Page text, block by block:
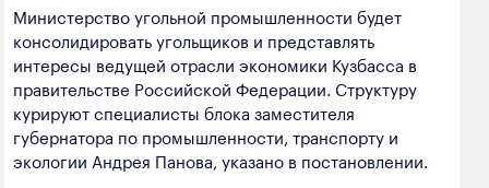
Министерство угольной промышленности будет
консолидировать угольщиков и представлять
интересы ведущей отрасли экономики Кузбасса в
правительстве Российской Федерации. Структуру
курируют специалисты блока заместителя
губернатора по промышленности, транспорту и
экологии Андрея Панова, указано в постановлении.